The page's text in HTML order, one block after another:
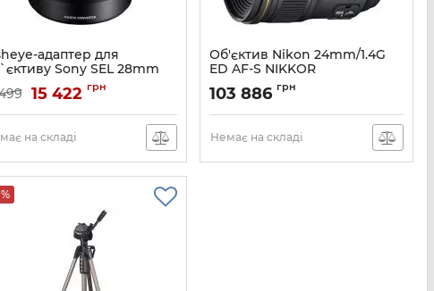
адаптер для
Sony SEL 28mm
SEL057FEC.SYX
15 422 грн
на складі
Об'єктив Nikon 24mm/1.4G
ED AF-S NIKKOR
Артикул: JAA131DA
103 886 грн
Немає на складі